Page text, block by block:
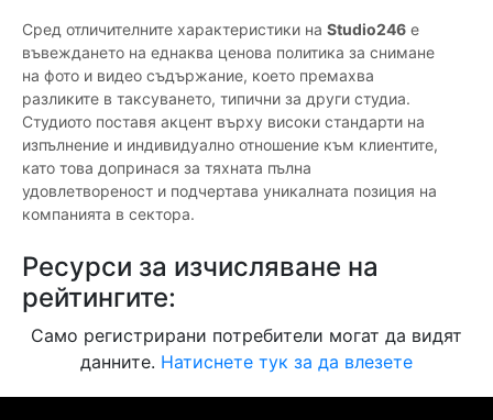
Сред отличителните характеристики на Studio246 е
въвеждането на еднаква ценова политика за снимане
на фото и видео съдържание, което премахва
разликите в таксуването, типични за други студиа.
Студиото поставя акцент върху високи стандарти на
изпълнение и индивидуално отношение към клиентите,
като това допринася за тяхната пълна
удовлетвореност и подчертава уникалната позиция на
компанията в сектора.
Ресурси за изчисляване на
рейтингите:
Само регистрирани потребители могат да видят
данните. Натиснете тук за да влезете